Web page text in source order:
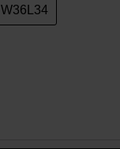
W36L34